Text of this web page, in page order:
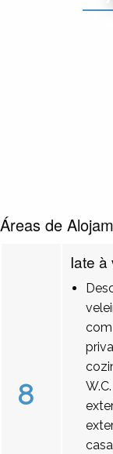
Áreas de
8
Iate à